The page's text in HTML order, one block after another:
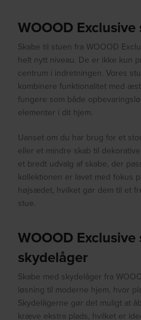
WOOOD
Skabe til stuen fra WOOOD
helt nytt niveau. De er ikke kun
centrum i indretningen. Vores
kombinere funktionalitet med
fungere som både
elementer i dit hjem.
Uanset om du har brug for et
eller et mindre skab til
et bredt udvalg af skabe, der
kollektionen er lavet med fokus
højsædet, hvilket gør dem til et
stue.
WOOOD
skydelåger
Skabe med skydelåger fra
løsning til moderne hjem, hvor
Skydelågerne gør det muligt at
kræve ekstra plads, hvilket er